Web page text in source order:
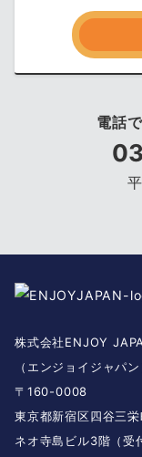
電話
株式会社ENJOY
（エンジョイジャパン
〒160-0008
東京都新宿区四谷三
ネオ寺島ビル3階（受